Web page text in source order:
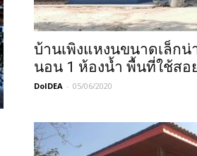
บ้านเพิงแหงนขนาดเล็กน่
นอน 1 ห้องน้ำ พื้นที่ใช้สอ
DoIDEA - 05/06/2020